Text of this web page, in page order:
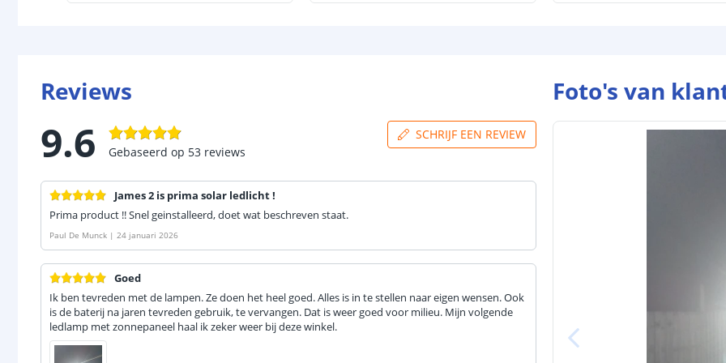
Reviews
9.6 Gebaseerd op 53 reviews
SCHRIJF EEN REVIEW
James 2 is prima solar ledlicht !
Prima product !! Snel geinstalleerd, doet wat beschreven staat.
Paul De Munck | 24 januari 2026
Goed
Ik ben tevreden met de lampen. Ze doen het heel goed. Alles is in te stellen naar eigen wensen. Ook
is de baterij na jaren tevreden gebruik, te vervangen. Dat is weer goed voor milieu. Mijn volgende
ledlamp met zonnepaneel haal ik zeker weer bij deze winkel.
Foto's van